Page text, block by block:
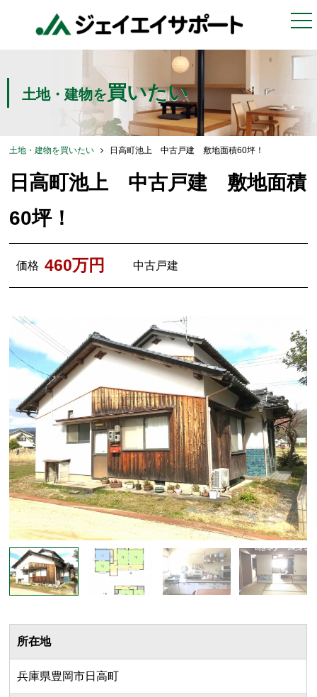
土地・建物を買いたい
土地・建物を買いたい 日高町池上 中古戸建 敷地面積60坪！
日高町池上 中古戸建 敷地面積
60坪！
価格 460万円 中古戸建
所在地
兵庫県豊岡市日高町